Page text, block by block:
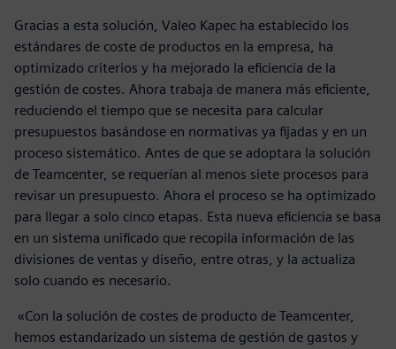
Gracias a esta solución, Valeo Kapec ha establecido los
estándares de coste de productos en la empresa, ha
optimizado criterios y ha mejorado la eficiencia de la
gestión de costes. Ahora trabaja de manera más eficiente,
reduciendo el tiempo que se necesita para calcular
presupuestos basándose en normativas ya fijadas y en un
proceso sistemático. Antes de que se adoptara la solución
de Teamcenter, se requerían al menos siete procesos para
revisar un presupuesto. Ahora el proceso se ha optimizado
para llegar a solo cinco etapas. Esta nueva eficiencia se basa
en un sistema unificado que recopila información de las
divisiones de ventas y diseño, entre otras, y la actualiza
solo cuando es necesario.
«Con la solución de costes de producto de Teamcenter,
hemos estandarizado un sistema de gestión de gastos y